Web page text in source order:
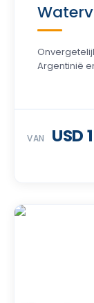
Argentinië
VAN USD